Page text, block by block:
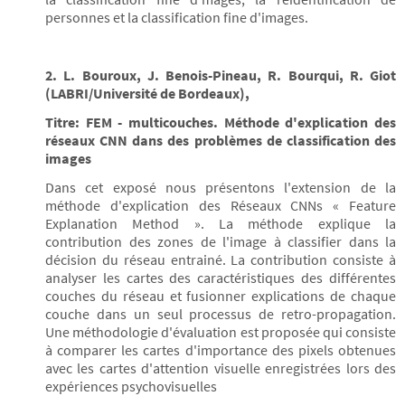
personnes et la classification fine d'images.
2. L. Bouroux, J. Benois-Pineau, R. Bourqui, R. Giot
(LABRI/Université de Bordeaux),
Titre: FEM - multicouches. Méthode d'explication des
réseaux CNN dans des problèmes de classification des
images
Dans cet exposé nous présentons l'extension de la
méthode d'explication des Réseaux CNNs « Feature
Explanation Method ». La méthode explique la
contribution des zones de l'image à classifier dans la
décision du réseau entrainé. La contribution consiste à
analyser les cartes des caractéristiques des différentes
couches du réseau et fusionner explications de chaque
couche dans un seul processus de retro-propagation.
Une méthodologie d'évaluation est proposée qui consiste
à comparer les cartes d'importance des pixels obtenues
avec les cartes d'attention visuelle enregistrées lors des
expériences psychovisuelles